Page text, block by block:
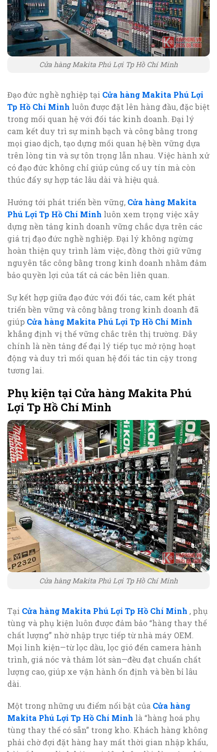
Cửa hàng Makita Phú Lợi Tp Hồ Chí Minh
Đạo đức nghề nghiệp tại Cửa hàng Makita Phú Lợi
Tp Hồ Chí Minh luôn được đặt lên hàng đầu, đặc biệt
trong mối quan hệ với đối tác kinh doanh. Đại lý
cam kết duy trì sự minh bạch và công bằng trong
mọi giao dịch, tạo dựng mối quan hệ bền vững dựa
trên lòng tin và sự tôn trọng lẫn nhau. Việc hành xử
có đạo đức không chỉ giúp củng cố uy tín mà còn
thúc đẩy sự hợp tác lâu dài và hiệu quả.
Hướng tới phát triển bền vững, Cửa hàng Makita
Phú Lợi Tp Hồ Chí Minh luôn xem trọng việc xây
dựng nền tảng kinh doanh vững chắc dựa trên các
giá trị đạo đức nghề nghiệp. Đại lý không ngừng
hoàn thiện quy trình làm việc, đồng thời giữ vững
nguyên tắc công bằng trong kinh doanh nhằm đảm
bảo quyền lợi của tất cả các bên liên quan.
Sự kết hợp giữa đạo đức với đối tác, cam kết phát
triển bền vững và công bằng trong kinh doanh đã
giúp Cửa hàng Makita Phú Lợi Tp Hồ Chí Minh
khẳng định vị thế vững chắc trên thị trường. Đây
chính là nền tảng để đại lý tiếp tục mở rộng hoạt
động và duy trì mối quan hệ đối tác tin cậy trong
tương lai.
Phụ kiện tại Cửa hàng Makita Phú
Lợi Tp Hồ Chí Minh
Cửa hàng Makita Phú Lợi Tp Hồ Chí Minh
Tại Cửa hàng Makita Phú Lợi Tp Hồ Chí Minh , phụ
tùng và phụ kiện luôn được đảm bảo “hàng thay thế
chất lượng” nhờ nhập trực tiếp từ nhà máy OEM.
Mọi linh kiện—từ lọc dầu, lọc gió đến camera hành
trình, giá nóc và thảm lót sàn—đều đạt chuẩn chất
lượng cao, giúp xe vận hành ổn định và bền bỉ lâu
dài.
Một trong những ưu điểm nổi bật của Cửa hàng
Makita Phú Lợi Tp Hồ Chí Minh là “hàng hoá phụ
tùng thay thế có sẵn” trong kho. Khách hàng không
phải chờ đợi đặt hàng hay mất thời gian nhập khẩu,